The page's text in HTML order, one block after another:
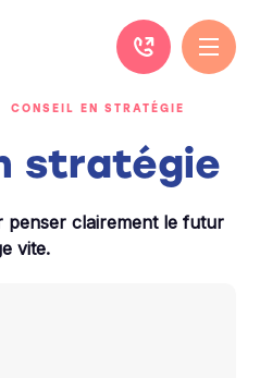
CONSEIL EN STRATÉGIE
stratégie
penser clairement le futur
vite.